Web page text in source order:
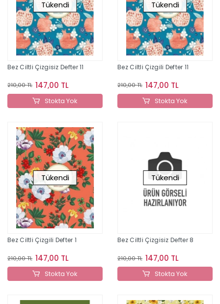
Tükendi
Bez Ciltli Çizgisiz Defter 11
210,00 TL 147,00 TL
Stokta Yok
Tükendi
Bez Ciltli Çizgili Defter 11
210,00 TL 147,00 TL
Stokta Yok
Tükendi
Bez Ciltli Çizgili Defter 1
210,00 TL 147,00 TL
Stokta Yok
Tükendi
Bez Ciltli Çizgisiz Defter 8
210,00 TL 147,00 TL
Stokta Yok